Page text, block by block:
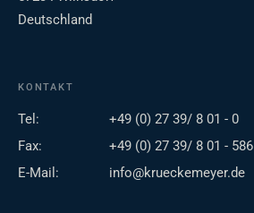
Deutschland
KONTAKT
Tel:
+49 (0) 27 39/ 8 01 - 0
Fax:
+49 (0) 27 39/ 8 01 - 586
E-Mail:
info@krueckemeyer.de